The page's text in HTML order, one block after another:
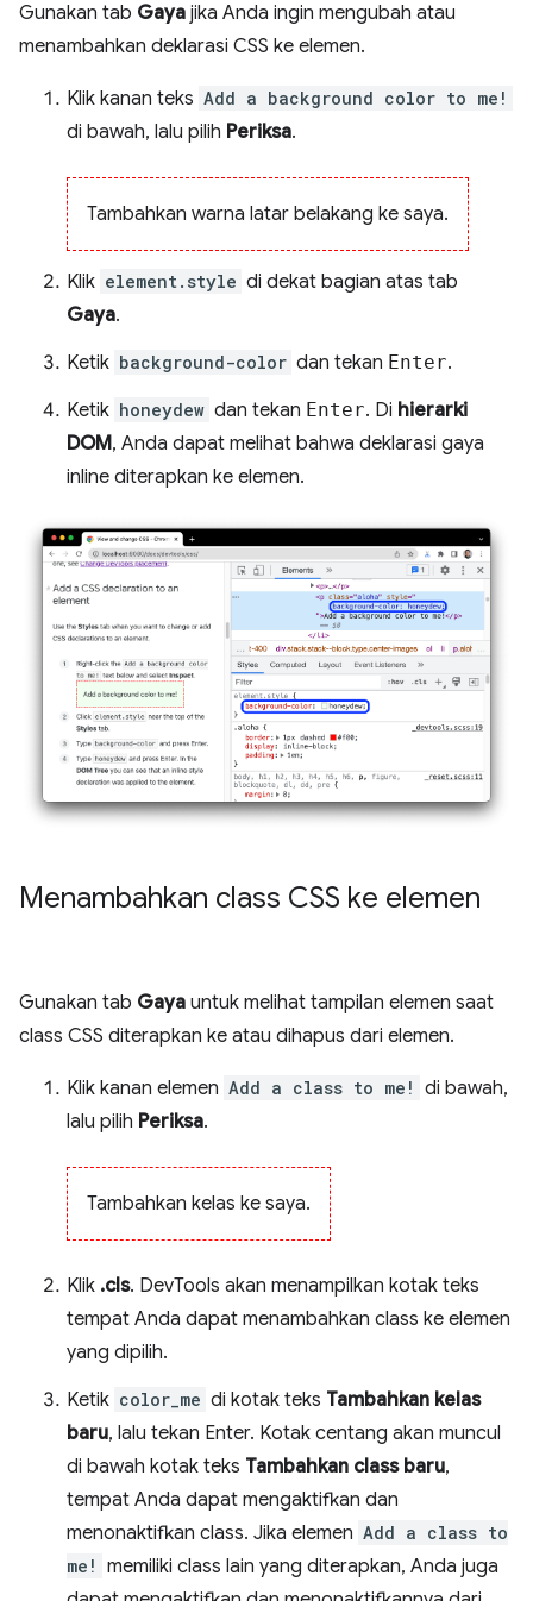
Gunakan tab Gaya jika Anda ingin mengubah atau
menambahkan deklarasi CSS ke elemen.
Klik kanan teks Add a background color to me!
di bawah, lalu pilih Periksa.
Tambahkan warna latar belakang ke saya.
Klik element.style di dekat bagian atas tab
Gaya.
Ketik background-color dan tekan Enter.
Ketik honeydew dan tekan Enter. Di hierarki
DOM, Anda dapat melihat bahwa deklarasi gaya
inline diterapkan ke elemen.
Menambahkan class CSS ke elemen
Gunakan tab Gaya untuk melihat tampilan elemen saat
class CSS diterapkan ke atau dihapus dari elemen.
Klik kanan elemen Add a class to me! di bawah,
lalu pilih Periksa.
Tambahkan kelas ke saya.
Klik .cls. DevTools akan menampilkan kotak teks
tempat Anda dapat menambahkan class ke elemen
yang dipilih.
Ketik color_me di kotak teks Tambahkan kelas
baru, lalu tekan Enter. Kotak centang akan muncul
di bawah kotak teks Tambahkan class baru,
tempat Anda dapat mengaktifkan dan
menonaktifkan class. Jika elemen Add a class to
me! memiliki class lain yang diterapkan, Anda juga